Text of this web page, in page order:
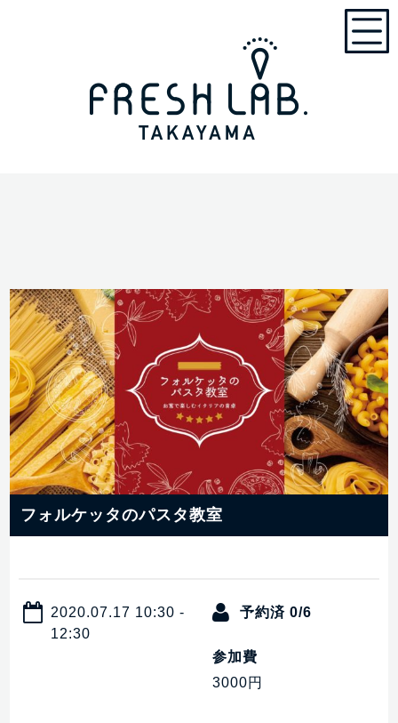
フォルケッタのパスタ教室
2020.07.17 10:30 -
12:30
予約済 0/6
参加費
3000円